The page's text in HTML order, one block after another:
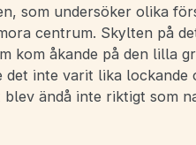
som undersöker olika
centrum. Skylten på
kom åkande på den lilla
det inte varit lika lockande
blev ändå inte riktigt som